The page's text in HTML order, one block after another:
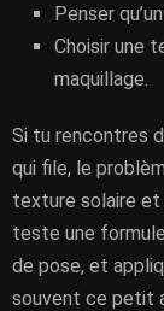
Penser
Choisir une
maquillage.
Si tu rencontres
qui file, le
texture solaire
teste une
de pose, et
souvent ce petit